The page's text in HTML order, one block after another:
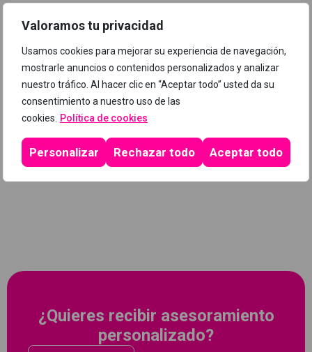
Valoramos tu privacidad
Usamos cookies para mejorar su experiencia de navegación,
mostrarle anuncios o contenidos personalizados y analizar
nuestro tráfico. Al hacer clic en “Aceptar todo” usted da su
consentimiento a nuestro uso de las
cookies. Política de cookies
Personalizar Rechazar todo Aceptar todo
Programa
Requisitos previos:
Sin necesidad de conocer MS Power Platform
llegarás a aplicar la tecnología en tu empresa o
clientes como un experto.
¿Quieres recibir asesoramiento
personalizado?